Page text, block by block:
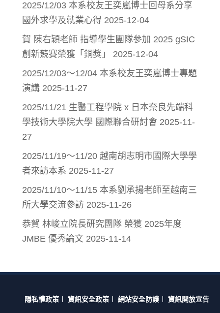
2025/12/03 本系校友王奕嵐博士回母系分享
國外求學及就業心得 2025-12-04
賀 陳右穎老師 指導學生團隊參加 2025 gSIC
創新競賽榮獲「銅獎」
2025-12-04
2025/12/03～12/04 本系校友王奕嵐博士專題
演講 2025-11-27
2025/11/21 生醫工程學院 x 日本奈良先端科
學技術大學院大學 國際聯合研討會 2025-11-
27
2025/11/19～11/20 越南胡志明市國際大學學
者來訪本系 2025-11-27
2025/11/10～11/15 本系劉承揚老師至越南三
所大學交流參訪 2025-11-26
恭賀 林峻立院長研究團隊 榮獲 2025年度
JMBE 優秀論文 2025-11-14
隱私權政策︱ 資訊安全政策︱ 網站安全防護︱ 資訊開放宣告